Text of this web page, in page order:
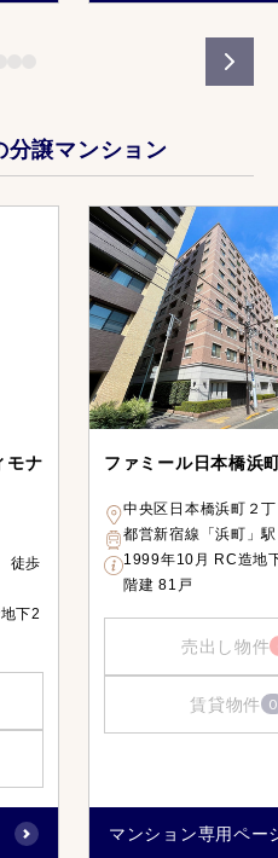
分譲マンション
モナ
徒歩
下2
ファミール日本橋浜
中央区日本橋浜町２
都営新宿線「浜町」
1999年10月 RC造地
階建 81戸
売出し物件
賃貸物件 0
マンション専用ペー